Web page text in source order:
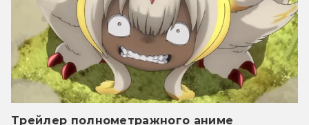
Трейлер полнометражного аниме